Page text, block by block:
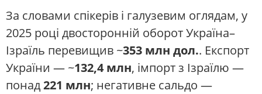
За словами спікерів і галузевим оглядам, у
2025 році двосторонній оборот Україна–
Ізраїль перевищив ~353 млн дол.. Експорт
України — ~132,4 млн, імпорт з Ізраїлю —
понад221 млн; негативне сальдо —